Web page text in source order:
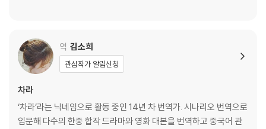
역 김소희
관심작가 알림신청
차라
‘차라’라는 닉네임으로 활동 중인 14년 차 번역가. 시나리오 번역으로
입문해 다수의 한중 합작 드라마와 영화 대본을 번역하고 중국어 관